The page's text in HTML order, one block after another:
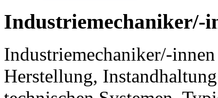
Industriemechaniker/-
Industriemechaniker/-
Herstellung,